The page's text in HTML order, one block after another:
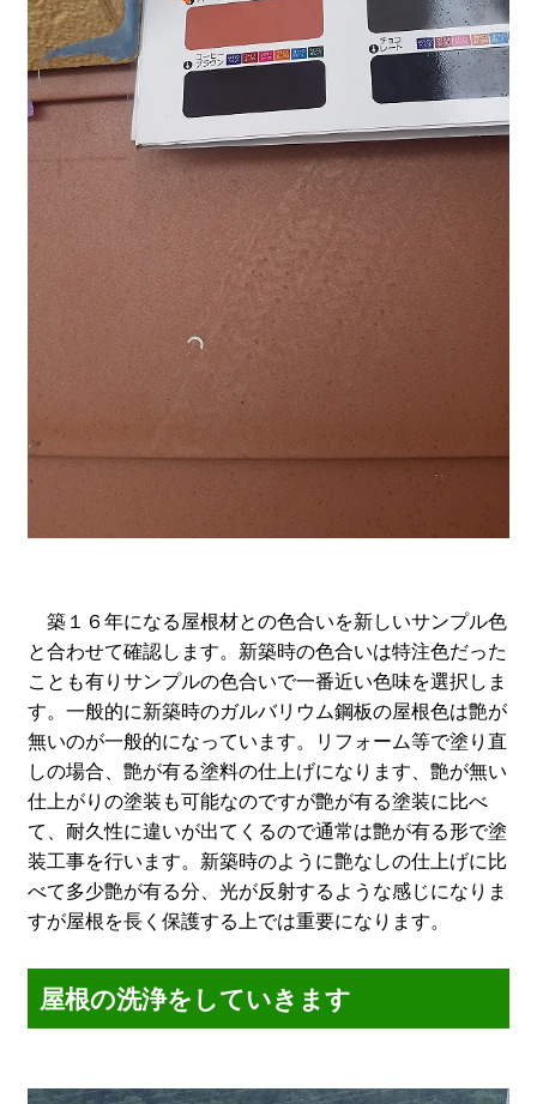
築１６年になる屋根材との色合いを新しいサンプル色
と合わせて確認します。新築時の色合いは特注色だった
ことも有りサンプルの色合いで一番近い色味を選択しま
す。一般的に新築時のガルバリウム鋼板の屋根色は艶が
無いのが一般的になっています。リフォーム等で塗り直
しの場合、艶が有る塗料の仕上げになります、艶が無い
仕上がりの塗装も可能なのですが艶が有る塗装に比べ
て、耐久性に違いが出てくるので通常は艶が有る形で塗
装工事を行います。新築時のように艶なしの仕上げに比
べて多少艶が有る分、光が反射するような感じになりま
すが屋根を長く保護する上では重要になります。
屋根の洗浄をしていきます